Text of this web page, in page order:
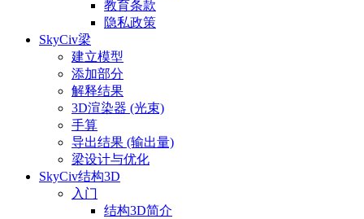
教育条款
隐私政策
SkyCiv梁
建立模型
添加部分
解释结果
3D渲染器 (光束)
手算
导出结果 (输出量)
梁设计与优化
SkyCiv结构3D
入门
结构3D简介